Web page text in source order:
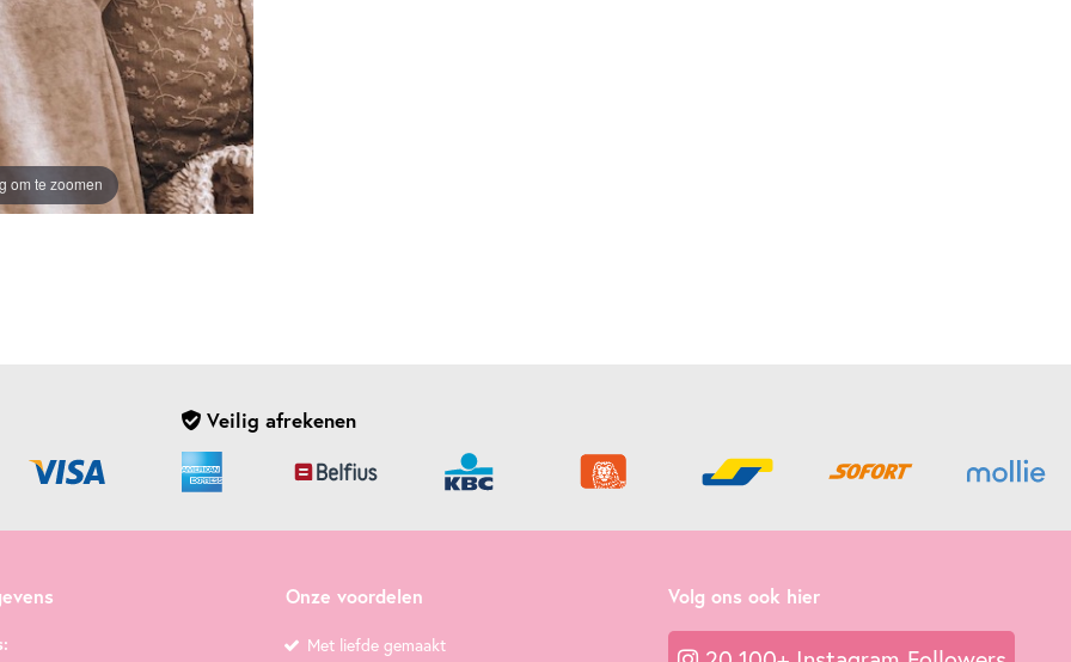
om te zoomen
Veilig afrekenen
Onze voordelen
Met liefde gemaakt
Volg ons ook hier